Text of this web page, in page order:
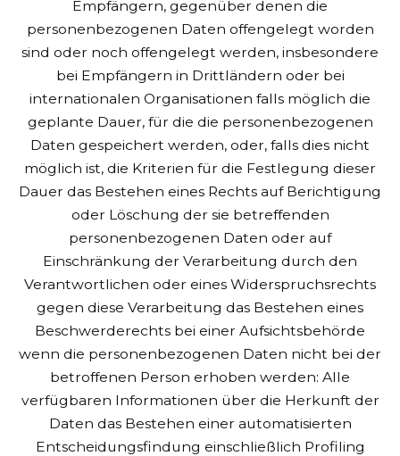
Empfängern, gegenüber denen die
personenbezogenen Daten offengelegt worden
sind oder noch offengelegt werden, insbesondere
bei Empfängern in Drittländern oder bei
internationalen Organisationen falls möglich die
geplante Dauer, für die die personenbezogenen
Daten gespeichert werden, oder, falls dies nicht
möglich ist, die Kriterien für die Festlegung dieser
Dauer das Bestehen eines Rechts auf Berichtigung
oder Löschung der sie betreffenden
personenbezogenen Daten oder auf
Einschränkung der Verarbeitung durch den
Verantwortlichen oder eines Widerspruchsrechts
gegen diese Verarbeitung das Bestehen eines
Beschwerderechts bei einer Aufsichtsbehörde
wenn die personenbezogenen Daten nicht bei der
betroffenen Person erhoben werden: Alle
verfügbaren Informationen über die Herkunft der
Daten das Bestehen einer automatisierten
Entscheidungsfindung einschließlich Profiling